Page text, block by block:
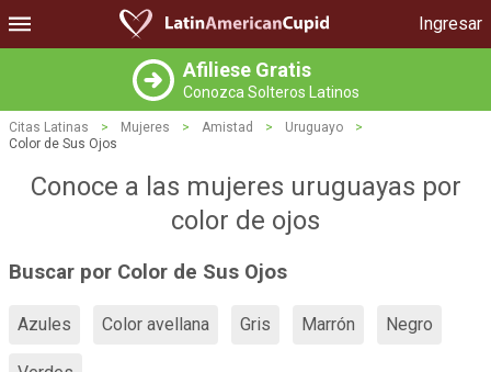
Ingresar
Afiliese Gratis
Conozca Solteros Latinos
Citas Latinas > Mujeres > Amistad > Uruguayo
>
Color de Sus Ojos
Conoce a las mujeres uruguayas por
color de ojos
Buscar por Color de Sus Ojos
Azules Color avellana Gris Marrón Negro